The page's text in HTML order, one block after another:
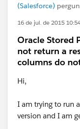
(Salesforce)
16 de jul. de 2015
Oracle Stored
not return a
columns do
Hi,
I am trying to run
version and I am